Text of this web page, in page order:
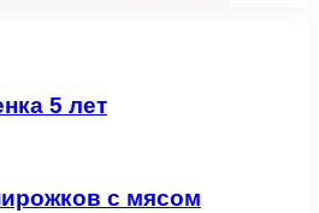
5 лет
с мясом